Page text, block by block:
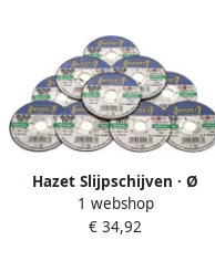
Hazet Slijpschijven · Ø
50 mm 9033M-07 10 · 10-
delig
1 webshop
€ 34,92